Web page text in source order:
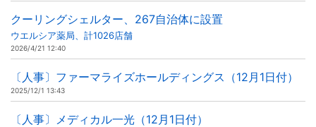
クーリングシェルター、267自治体に設置
ウエルシア薬局、計1026店舗
2026/4/21 12:40
〔人事〕ファーマライズホールディングス（12月1日付）
2025/12/1 13:43
〔人事〕メディカル一光（12月1日付）